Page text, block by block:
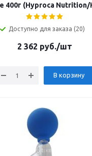
400г (Hyproca
Доступно для заказа (20)
2 362 руб./шт
В корзину